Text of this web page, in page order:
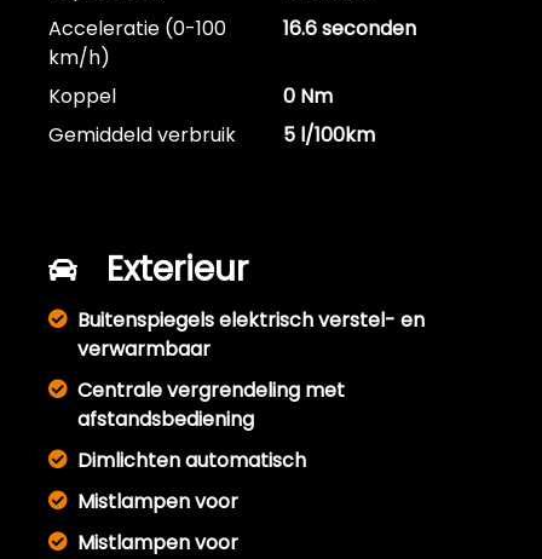
Acceleratie (0-100
km/h)
16.6 seconden
Koppel
0 Nm
Gemiddeld verbruik
5 l/100km
Exterieur
Buitenspiegels elektrisch verstel- en
verwarmbaar
Centrale vergrendeling met
afstandsbediening
Dimlichten automatisch
Mistlampen voor
Mistlampen voor